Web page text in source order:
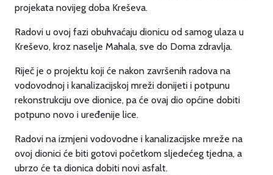
projekata novijeg doba Kreševa.
Radovi u ovoj fazi obuhvaćaju dionicu od samog ulaza u
Kreševo, kroz naselje Mahala, sve do Doma zdravlja.
Riječ je o projektu koji će nakon završenih radova na
vodovodnoj i kanalizacijskoj mreži donijeti i potpunu
rekonstrukciju ove dionice, pa će ovaj dio općine dobiti
potpuno novo i uređenije lice.
Radovi na izmjeni vodovodne i kanalizacijske mreže na
ovoj dionici će biti gotovi početkom sljedećeg tjedna, a
ubrzo će ta dionica dobiti novi asfalt.